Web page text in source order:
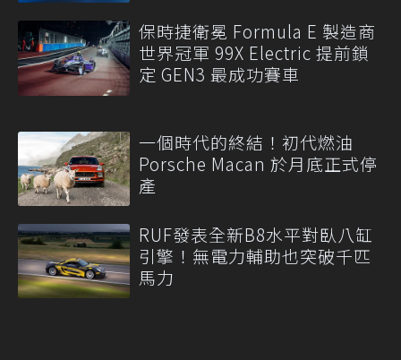
保時捷衛冕 Formula E 製造商
世界冠軍 99X Electric 提前鎖
定 GEN3 最成功賽車
一個時代的終結！初代燃油
Porsche Macan 於月底正式停
產
RUF發表全新B8水平對臥八缸
引擎！無電力輔助也突破千匹
馬力